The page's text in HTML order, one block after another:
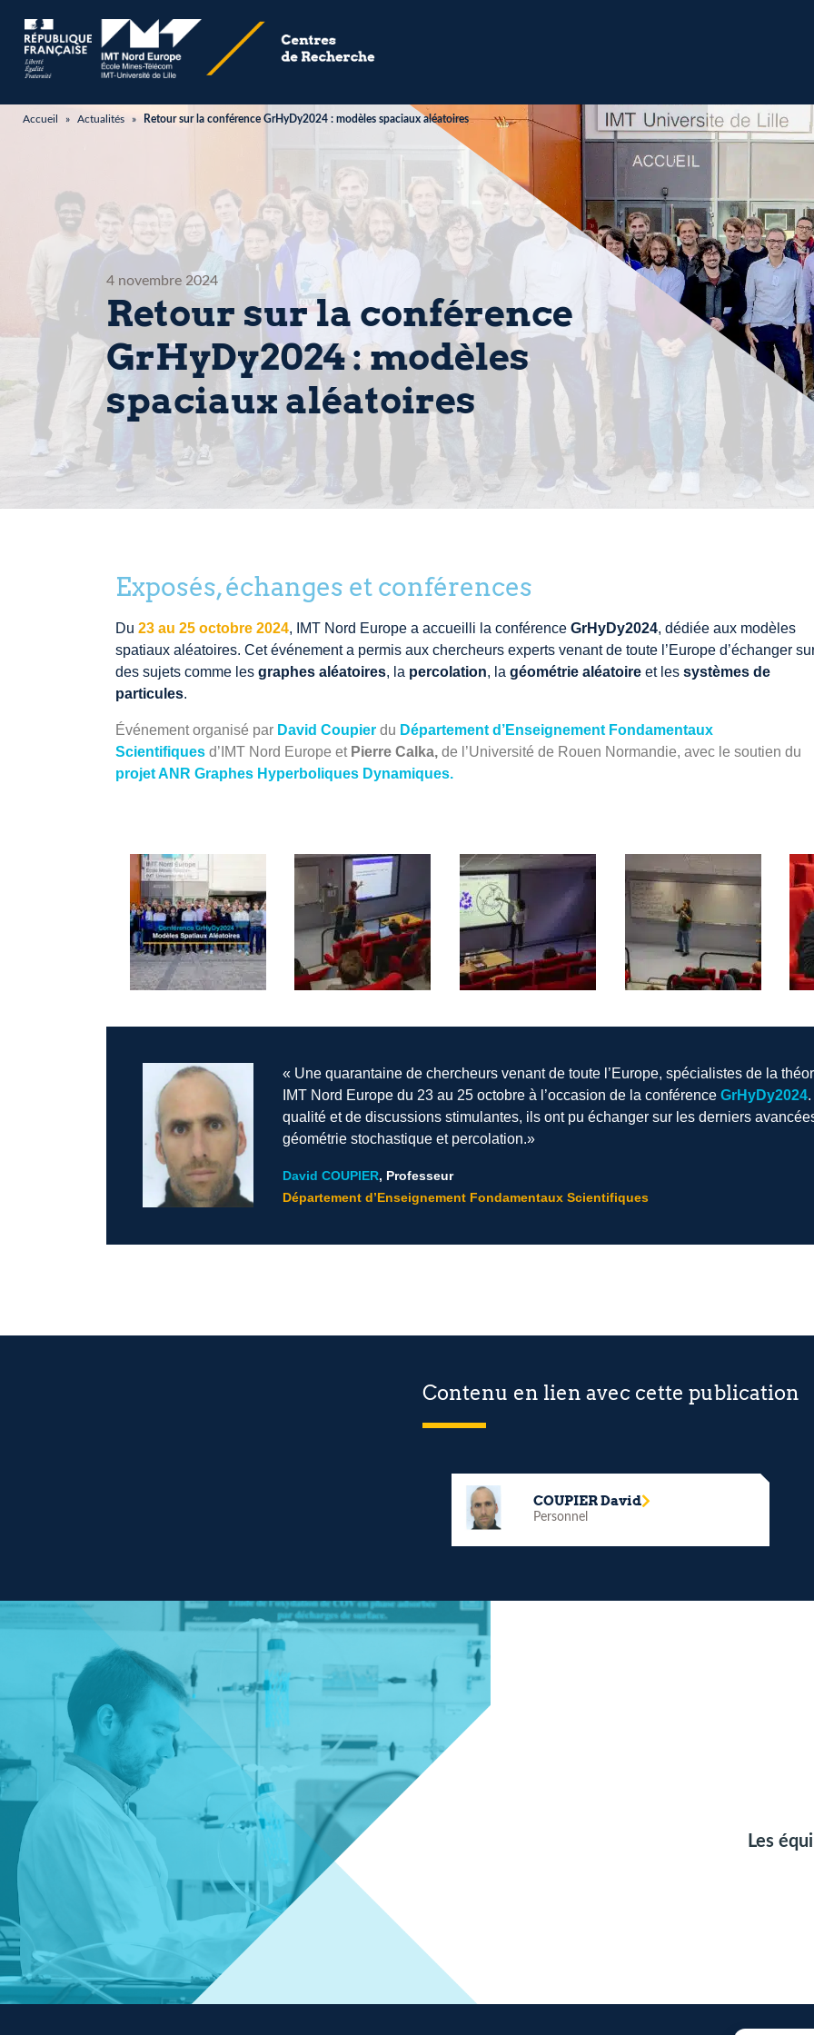
Accueil » Actualités » Retour sur la conférence GrHyDy2024 : modèles spaciaux aléatoires
4 novembre 2024
Retour sur la conférence
GrHyDy2024 : modèles
spaciaux aléatoires
Exposés, échanges et conférences
Du 23 au 25 octobre 2024, IMT Nord Europe a accueilli la conférence GrHyDy2024, dédiée aux modèles
spatiaux aléatoires. Cet événement a permis aux chercheurs experts venant de toute l’Europe d’échanger
des sujets comme les graphes aléatoires, la percolation, la géométrie aléatoire et les systèmes de
particules.
Événement organisé par David Coupier du Département d’Enseignement Fondamentaux
Scientifiques d’IMT Nord Europe et Pierre Calka, de l’Université de Rouen Normandie, avec le soutien du
projet ANR Graphes Hyperboliques Dynamiques.
« Une quarantaine de chercheurs venant de toute l’Europe, spécialistes de la
IMT Nord Europe du 23 au 25 octobre à l’occasion de la conférence GrHyDy2024.
qualité et de discussions stimulantes, ils ont pu échanger sur les derniers
géométrie stochastique et percolation.»
David COUPIER, Professeur
Département d’Enseignement Fondamentaux Scientifiques
Contenu en lien avec cette publication
COUPIER David
Personnel
Les